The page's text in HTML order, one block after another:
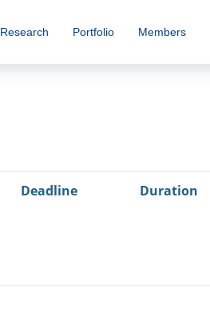
Research Portfolio Members
Deadline Duration